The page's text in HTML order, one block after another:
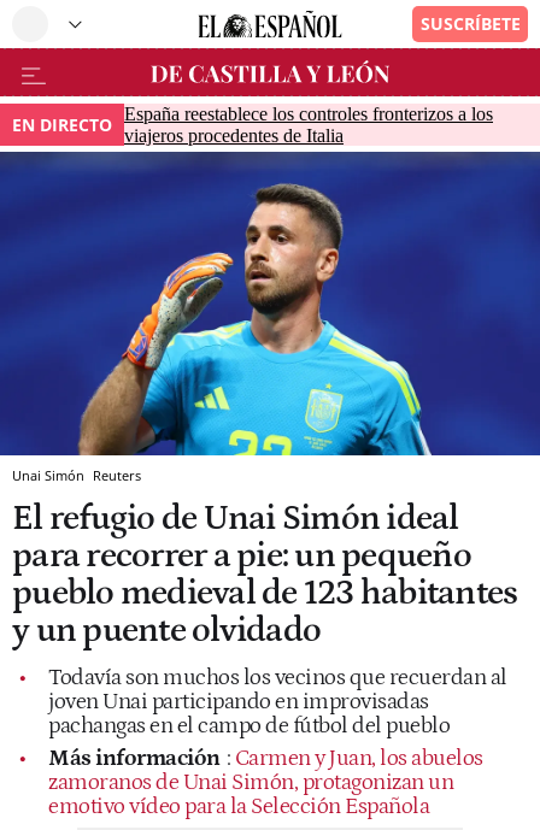
EN DIRECTO España reestablece los controles fronterizos a los
viajeros procedentes de Italia
Unai Simón Reuters
El refugio de Unai Simón ideal
para recorrer a pie: un pequeño
pueblo medieval de 123 habitantes
y un puente olvidado
Todavía son muchos los vecinos que recuerdan al
joven Unai participando en improvisadas
pachangas en el campo de fútbol del pueblo
Más información : Carmen y Juan, los abuelos
zamoranos de Unai Simón, protagonizan un
emotivo vídeo para la Selección Española